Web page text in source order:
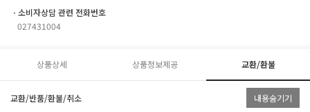
ㆍ소비자상담 관련 전화번호
027431004
상품상세 상품정보제공 교환/환불
교환/반품/환불/취소 내용숨기기